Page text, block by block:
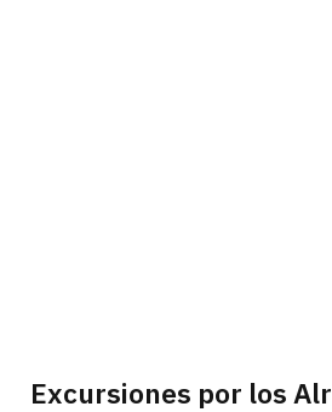
Excursiones por los